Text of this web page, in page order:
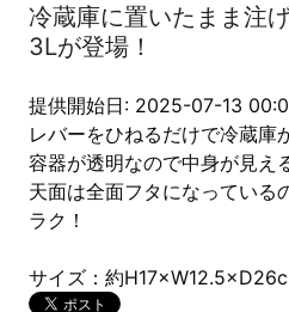
冷蔵庫に置いたまま注
3Lが登場！
提供開始日: 2025-07-13
レバーをひねるだけで冷蔵庫
容器が透明なので中身が見え
天面は全面フタになっている
ラク！
サイズ：約